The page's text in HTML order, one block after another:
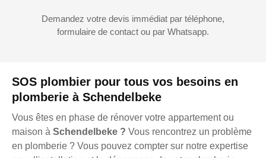
SOS plombier pour tous vos besoins en
plomberie à Schendelbeke
Vous êtes en phase de rénover votre appartement ou
maison à Schendelbeke ? Vous rencontrez un problème
en plomberie ? Vous pouvez compter sur notre expertise
Demandez votre devis immédiat par téléphone,
formulaire de contact ou par Whatsapp.